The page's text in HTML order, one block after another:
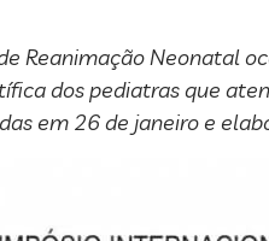
Reanimação Neonatal
dos pediatras que
em 26 de janeiro e